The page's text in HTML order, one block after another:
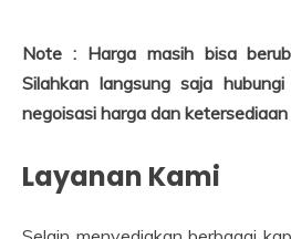
Note : Harga masih bisa
Silahkan langsung saja
negoisasi harga dan
Layanan Kami